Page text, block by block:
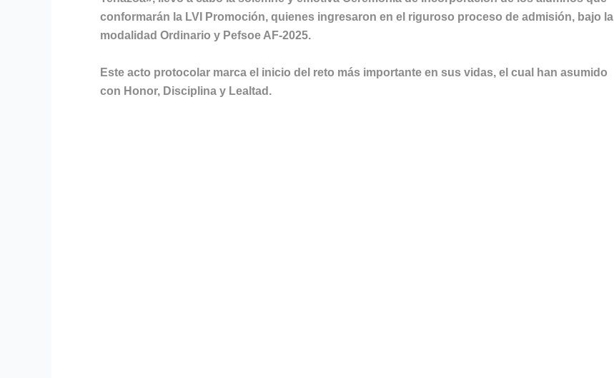
conformarán la LVI Promoción, quienes ingresaron en el riguroso proceso de admisión, bajo la
modalidad Ordinario y Pefsoe AF-2025.
Este acto protocolar marca el inicio del reto más importante en sus vidas, el cual han asumido
con Honor, Disciplina y Lealtad.